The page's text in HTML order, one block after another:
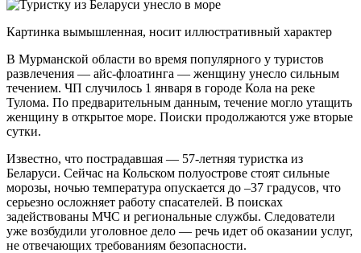
Картинка вымышленная, носит иллюстративный характер
В Мурманской области во время популярного у туристов
развлечения — айс-флоатинга — женщину унесло сильным
течением. ЧП случилось 1 января в городе Кола на реке
Тулома. По предварительным данным, течение могло утащить
женщину в открытое море. Поиски продолжаются уже вторые
сутки.
Известно, что пострадавшая — 57-летняя туристка из
Беларуси. Сейчас на Кольском полуострове стоят сильные
морозы, ночью температура опускается до –37 градусов, что
серьезно осложняет работу спасателей. В поисках
задействованы МЧС и региональные службы. Следователи
уже возбудили уголовное дело — речь идет об оказании услуг,
не отвечающих требованиям безопасности.